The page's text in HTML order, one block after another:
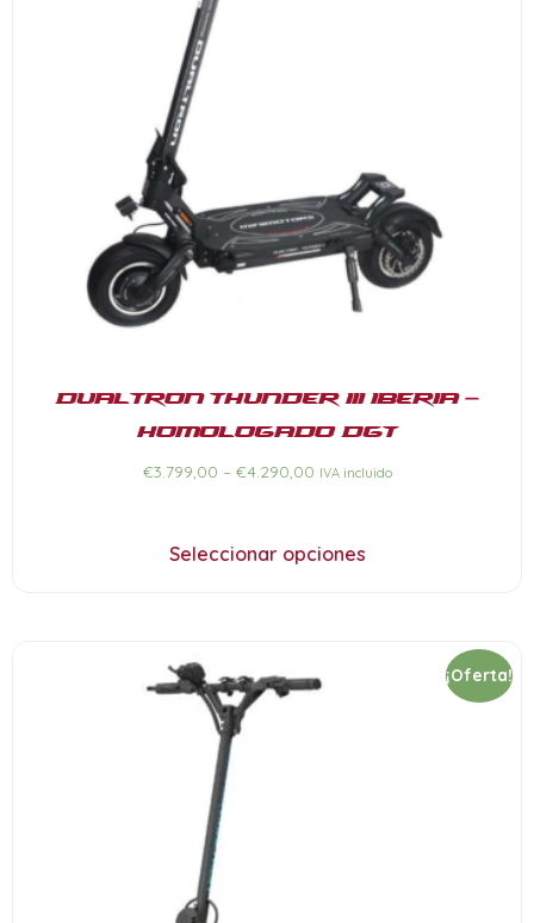
Dualtron Thunder III Iberia –
Homologado DGT
€3.799,00 – €4.290,00 IVA incluido
Seleccionar opciones
¡Oferta!